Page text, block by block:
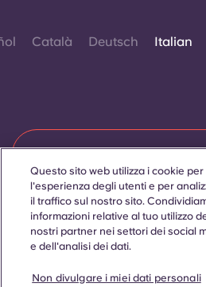
Català Deutsch Italian
© 2026. Tutti i diritti riservati.
Laddove in questo sito web
un genere specifico, essi sono
Questo sito web utilizza i cookie
l'esperienza degli utenti e per
il traffico sul nostro sito.
informazioni relative al tuo utilizzo
nostri partner nei settori dei social
e dell'analisi dei dati.
Non divulgare i miei dati personali